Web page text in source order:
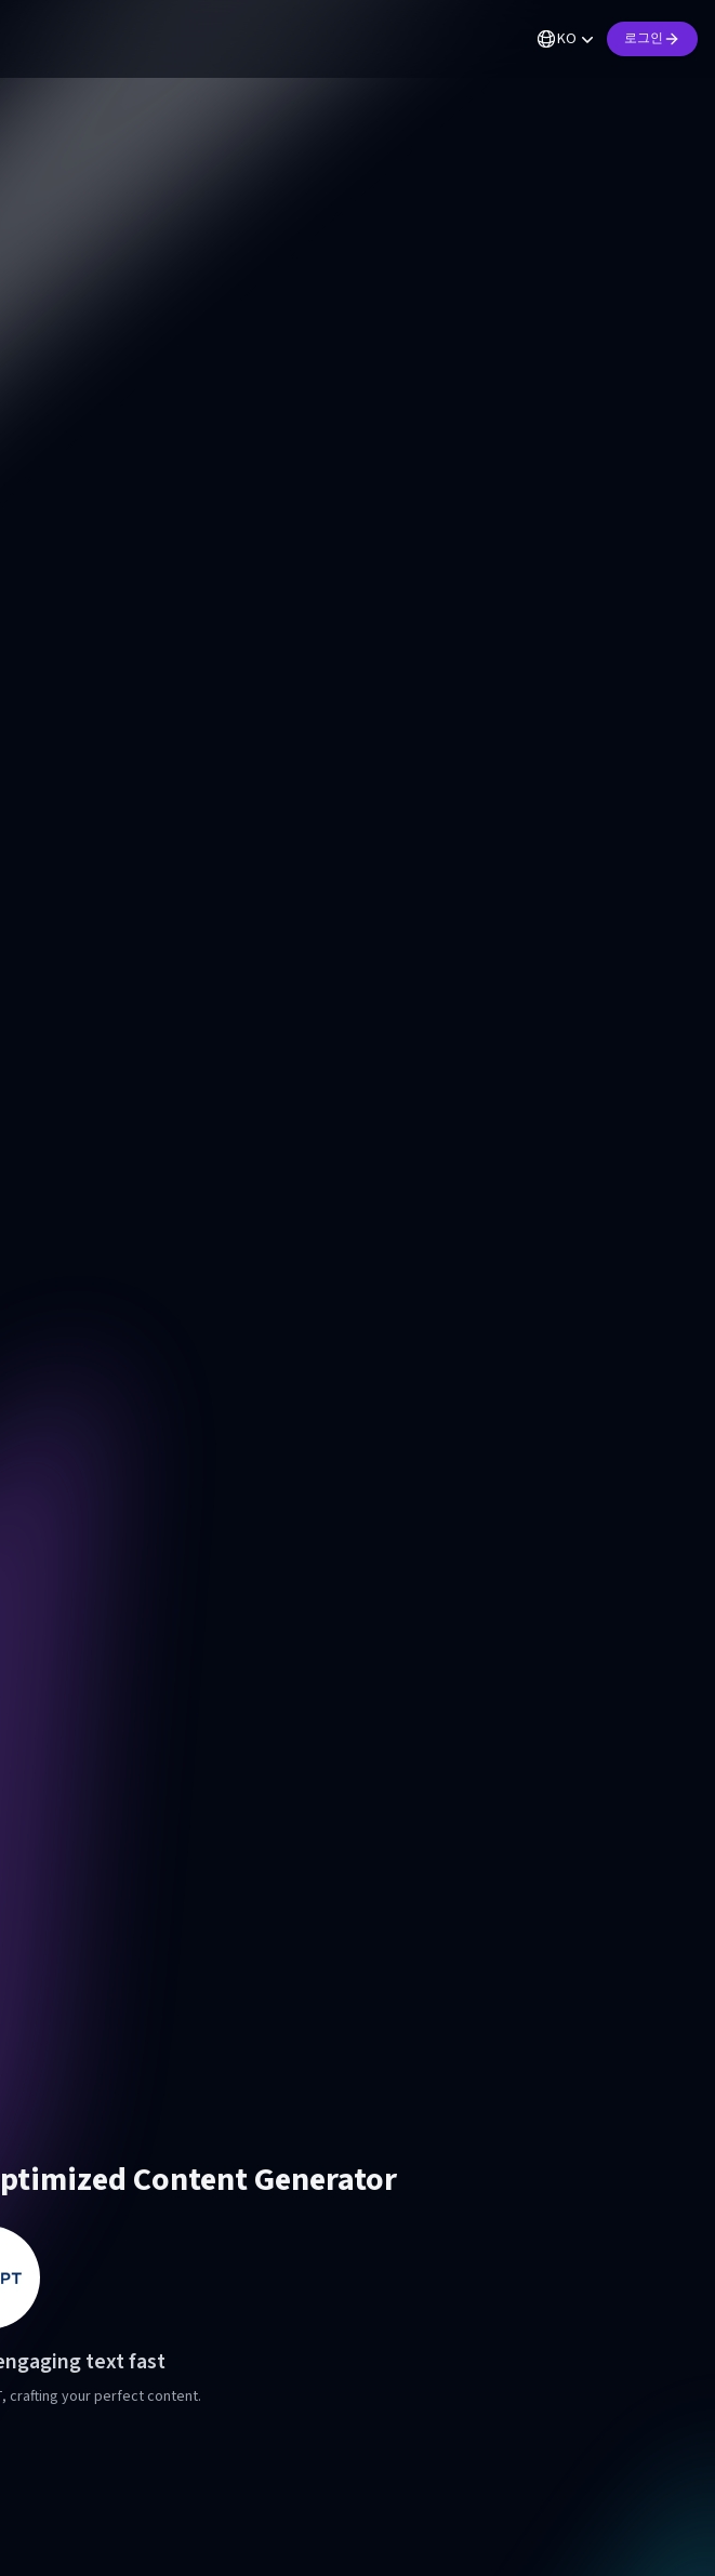
KO 로그인
Content Generator
text fast
crafting your perfect content.